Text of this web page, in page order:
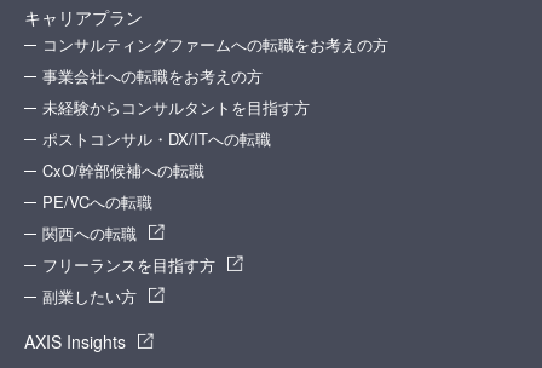
キャリアプラン
コンサルティングファームへの転職をお考えの方
事業会社への転職をお考えの方
未経験からコンサルタントを目指す方
ポストコンサル・DX/ITへの転職
CxO/幹部候補への転職
PE/VCへの転職
関西への転職
フリーランスを目指す方
副業したい方
AXIS Insights